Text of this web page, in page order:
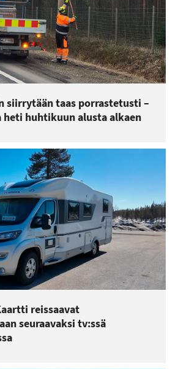
siirrytään taas porrastetusti –
heti huhtikuun alusta alkaen
reissaavat
seuraavaksi tv:ssä